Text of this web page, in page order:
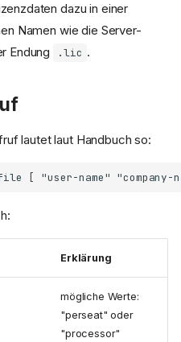
dazu in einer
Namen wie die Server-
Endung
.lic .
lautet laut Handbuch so:
Erklärung
mögliche Werte:
"perseat" oder
"processor"